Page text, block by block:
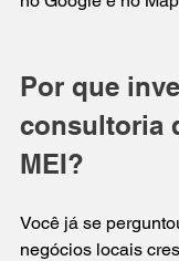
Por que
consultoria
MEI?
Você já se
negócios locais